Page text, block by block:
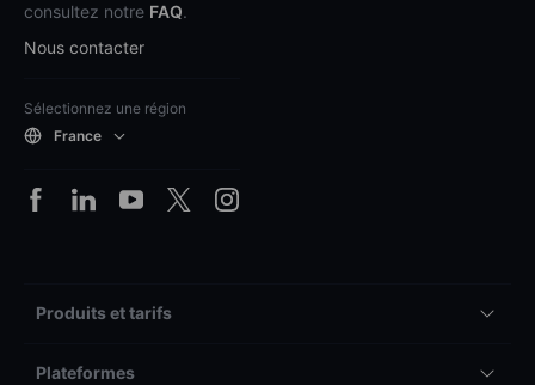
consultez notre FAQ.
Nous contacter
Sélectionnez une région
France
Produits et tarifs
Plateformes